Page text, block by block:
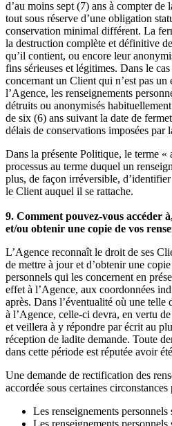
d’au moins sept (7) ans à compter de
tout sous réserve d’une obligation
conservation minimal différent. La
la destruction complète et définitive
qu’il contient, ou encore leur
fins sérieuses et légitimes. Dans le
concernant un Client qui n’est pas
l’Agence, les renseignements
détruits ou anonymisés
de six (6) ans suivant la date de
délais de conservations imposées par
Dans la présente Politique, le terme
processus au terme duquel un
plus, de façon irréversible,
le Client auquel il se rattache.
9. Comment pouvez-vous accéder
et/ou obtenir une copie de vos
L’Agence reconnaît le droit de ses
de mettre à jour et d’obtenir une
personnels qui les concernent en
effet à l’Agence, aux coordonnées
après. Dans l’éventualité où une telle
à l’Agence, celle-ci devra, en vertu
et veillera à y répondre par écrit au
réception de ladite demande. Toute
dans cette période est réputée avoir
Une demande de rectification des
accordée sous certaines
Les renseignements personnels
Les renseignements personnels